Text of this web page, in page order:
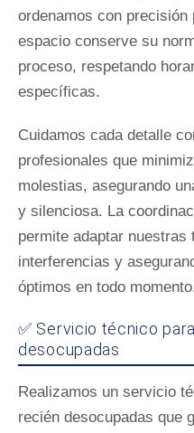
ordenamos con precisión
espacio conserve su
proceso, respetando
específicas.
Cuidamos cada detalle
profesionales que
molestias, asegurando
y silenciosa. La
permite adaptar nuestras
interferencias y
óptimos en todo
✅ Servicio técnico
desocupadas
Realizamos un servicio
recién desocupadas que